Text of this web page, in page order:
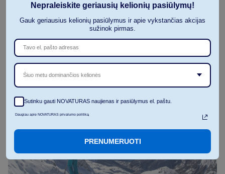
Taip, Prancūzija turi ne tik aukščiausią Europos viršūnę –
Monblaną, bet ir didžiausią pasaulyje slidinėjimo regioną – Tris
Slėnius (Les 3 Vallees), kurie tarpusavyje yra sujungti keltuvais
(netgi nereikia naudotis viešuoju transportu norint juos
aplankyti). Beje, su vienu slidinėjimo pasu čia galima sliuogti per
600 km trasų.
Nepraleiskite geriausių kelionių pasiūlymų!
Gauk geriausius kelionių pasiūlymus ir apie vykstančias akcijas
sužinok pirmas.
Šiuo metu dominančios kelionės
Sutinku gauti NOVATURAS naujienas ir pasiūlymus el. paštu.
Daugiau apie NOVATURAS privalumo politiką
PRENUMERUOTI